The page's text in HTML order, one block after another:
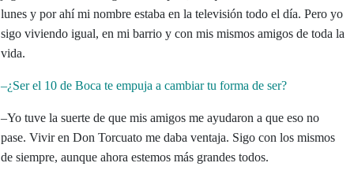
lunes y por ahí mi nombre estaba en la televisión todo el día. Pero yo
sigo viviendo igual, en mi barrio y con mis mismos amigos de toda la
vida.
–¿Ser el 10 de Boca te empuja a cambiar tu forma de ser?
–Yo tuve la suerte de que mis amigos me ayudaron a que eso no
pase. Vivir en Don Torcuato me daba ventaja. Sigo con los mismos
de siempre, aunque ahora estemos más grandes todos.